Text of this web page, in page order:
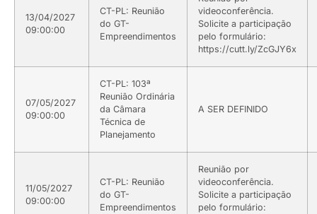
13/04/2027
09:00:00
CT-PL: Reunião
do GT-
Empreendimentos
videoconferência.
Solicite a participação
pelo formulário:
https://cutt.ly/ZcGJY6x
07/05/2027
09:00:00
CT-PL: 103ª
Reunião Ordinária
da Câmara
Técnica de
Planejamento
A SER DEFINIDO
11/05/2027
09:00:00
CT-PL: Reunião
do GT-
Empreendimentos
Reunião por
videoconferência.
Solicite a participação
pelo formulário: